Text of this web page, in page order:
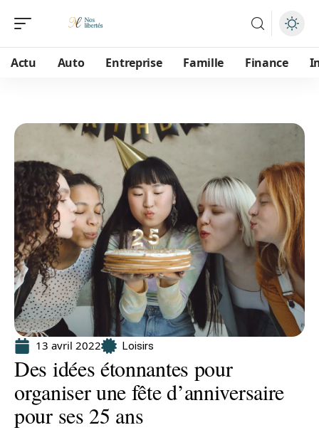
Actu Auto Entreprise Famille Finance
13 avril 2022 Loisirs
Des idées étonnantes pour
organiser une fête d’anniversaire
pour ses 25 ans